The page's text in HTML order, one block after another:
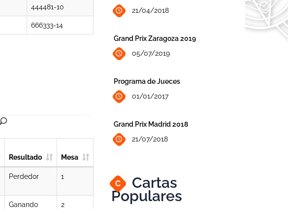
444481-10
666333-14
Resultado Mesa
Perdedor 1
Ganando 2
21/04/2018
Grand Prix Zaragoza 2019
05/07/2019
Programa de Jueces
01/01/2017
Grand Prix Madrid 2018
21/07/2018
C Cartas
Populares